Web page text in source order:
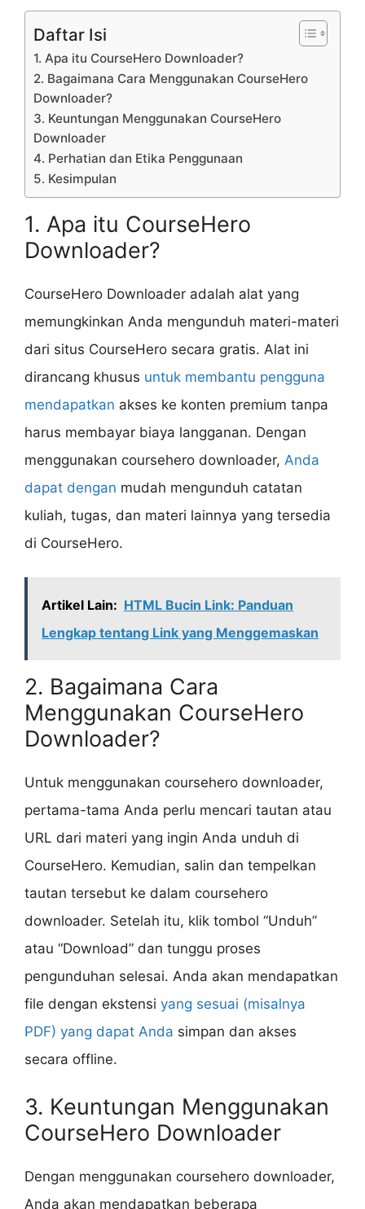
Daftar Isi
1. Apa itu CourseHero Downloader?
2. Bagaimana Cara Menggunakan CourseHero
Downloader?
3. Keuntungan Menggunakan CourseHero
Downloader
4. Perhatian dan Etika Penggunaan
5. Kesimpulan
1. Apa itu CourseHero
Downloader?
CourseHero Downloader adalah alat yang
memungkinkan Anda mengunduh materi-materi
dari situs CourseHero secara gratis. Alat ini
dirancang khusus untuk membantu pengguna
mendapatkan akses ke konten premium tanpa
harus membayar biaya langganan. Dengan
menggunakan coursehero downloader, Anda
dapat dengan mudah mengunduh catatan
kuliah, tugas, dan materi lainnya yang tersedia
di CourseHero.
Artikel Lain: HTML Bucin Link: Panduan
Lengkap tentang Link yang Menggemaskan
2. Bagaimana Cara
Menggunakan CourseHero
Downloader?
Untuk menggunakan coursehero downloader,
pertama-tama Anda perlu mencari tautan atau
URL dari materi yang ingin Anda unduh di
CourseHero. Kemudian, salin dan tempelkan
tautan tersebut ke dalam coursehero
downloader. Setelah itu, klik tombol “Unduh”
atau “Download” dan tunggu proses
pengunduhan selesai. Anda akan mendapatkan
file dengan ekstensi yang sesuai (misalnya
PDF) yang dapat Anda simpan dan akses
secara offline.
3. Keuntungan Menggunakan
CourseHero Downloader
Dengan menggunakan coursehero downloader,
Anda akan mendapatkan beberapa